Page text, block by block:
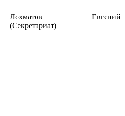
Лохматов Евгений
(Секретариат)